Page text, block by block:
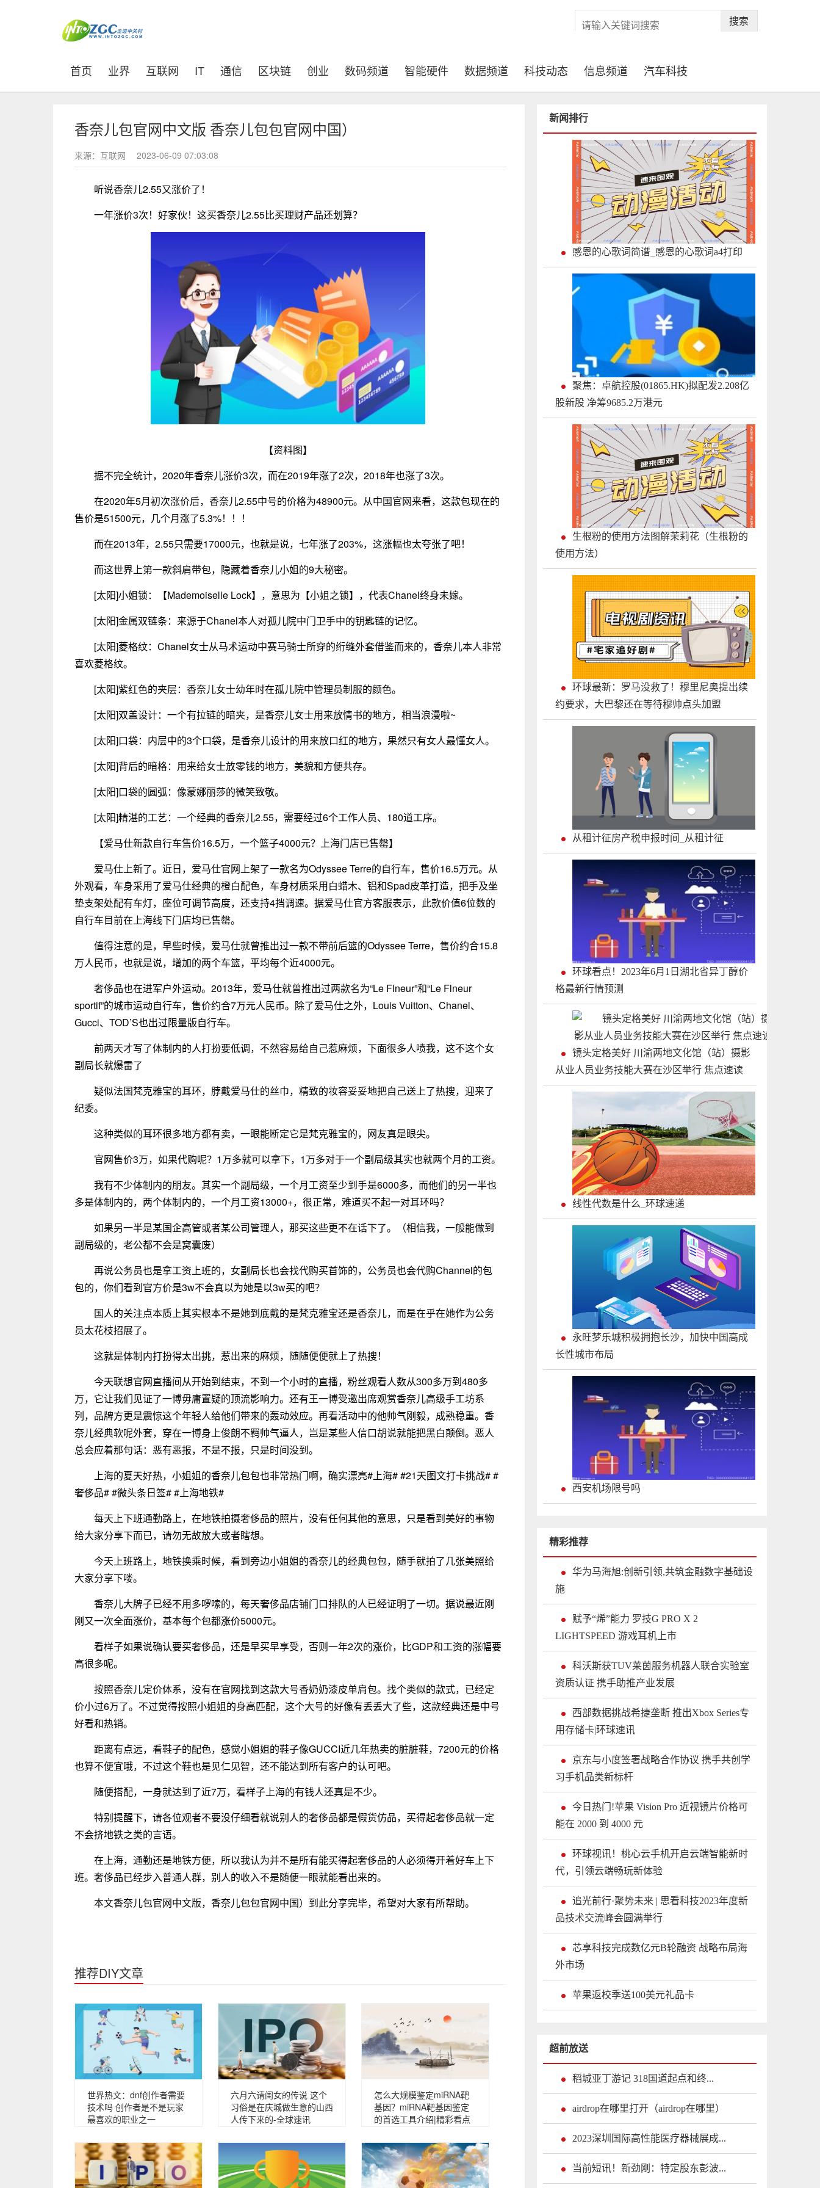
搜索
首页 (current)
业界 互联网 IT 通信 区块链 创业 数码频道 智能硬件 数据频道 科技动态 信息频道 汽车科技
香奈儿包官网中文版 香奈儿包包官网中国）
来源：互联网 2023-06-09 07:03:08
听说香奈儿2.55又涨价了！
一年涨价3次！好家伙！这买香奈儿2.55比买理财产品还划算？
【资料图】
据不完全统计，2020年香奈儿涨价3次，而在2019年涨了2次，2018年也涨了3次。
在2020年5月初次涨价后，香奈儿2.55中号的价格为48900元。从中国官网来看，这款包现在的
售价是51500元，几个月涨了5.3%！！！
而在2013年，2.55只需要17000元，也就是说，七年涨了203%，这涨幅也太夸张了吧！
而这世界上第一款斜肩带包，隐藏着香奈儿小姐的9大秘密。
[太阳]小姐锁：【Mademoiselle Lock】，意思为【小姐之锁】，代表Chanel终身未嫁。
[太阳]金属双链条：来源于Chanel本人对孤儿院中门卫手中的钥匙链的记忆。
[太阳]菱格纹：Chanel女士从马术运动中赛马骑士所穿的绗缝外套借鉴而来的，香奈儿本人非常
喜欢菱格纹。
[太阳]紫红色的夹层：香奈儿女士幼年时在孤儿院中管理员制服的颜色。
[太阳]双盖设计：一个有拉链的暗夹，是香奈儿女士用来放情书的地方，相当浪漫啦~
[太阳]口袋：内层中的3个口袋，是香奈儿设计的用来放口红的地方，果然只有女人最懂女人。
[太阳]背后的暗格：用来给女士放零钱的地方，美貌和方便共存。
[太阳]口袋的圆弧：像蒙娜丽莎的微笑致敬。
[太阳]精湛的工艺：一个经典的香奈儿2.55，需要经过6个工作人员、180道工序。
【爱马仕新款自行车售价16.5万，一个篮子4000元？上海门店已售罄】
爱马仕上新了。近日，爱马仕官网上架了一款名为Odyssee Terre的自行车，售价16.5万元。从
外观看，车身采用了爱马仕经典的橙白配色，车身材质采用白蜡木、铝和Spad皮革打造，把手及坐
垫支架处配有车灯，座位可调节高度，还支持4挡调速。据爱马仕官方客服表示，此款价值6位数的
自行车目前在上海线下门店均已售罄。
值得注意的是，早些时候，爱马仕就曾推出过一款不带前后篮的Odyssee Terre，售价约合15.8
万人民币，也就是说，增加的两个车篮，平均每个近4000元。
奢侈品也在进军户外运动。2013年，爱马仕就曾推出过两款名为“Le Flneur”和“Le Flneur
sportif”的城市运动自行车，售价约合7万元人民币。除了爱马仕之外，Louis Vuitton、Chanel、
Gucci、TOD’S也出过限量版自行车。
前两天才写了体制内的人打扮要低调，不然容易给自己惹麻烦，下面很多人喷我，这不这个女
副局长就爆雷了
疑似法国梵克雅宝的耳环，脖戴爱马仕的丝巾，精致的妆容妥妥地把自己送上了热搜，迎来了
纪委。
这种类似的耳环很多地方都有卖，一眼能断定它是梵克雅宝的，网友真是眼尖。
官网售价3万，如果代购呢？1万多就可以拿下，1万多对于一个副局级其实也就两个月的工资。
我有不少体制内的朋友。其实一个副局级，一个月工资至少到手是6000多，而他们的另一半也
多是体制内的，两个体制内的，一个月工资13000+，很正常，难道买不起一对耳环吗？
如果另一半是某国企高管或者某公司管理人，那买这些更不在话下了。（相信我，一般能做到
副局级的，老公都不会是窝囊废）
再说公务员也是拿工资上班的，女副局长也会找代购买首饰的，公务员也会代购Channel的包
包的，你们看到官方价是3w不会真以为她是以3w买的吧？
国人的关注点本质上其实根本不是她到底戴的是梵克雅宝还是香奈儿，而是在乎在她作为公务
员太花枝招展了。
这就是体制内打扮得太出挑，惹出来的麻烦，随随便便就上了热搜！
今天联想官网直播间从开始到结束，不到一个小时的直播，粉丝观看人数从300多万到480多
万，它让我们见证了一博毋庸置疑的顶流影响力。还有王一博受邀出席观赏香奈儿高级手工坊系
列，品牌方更是震惊这个年轻人给他们带来的轰动效应。再看活动中的他帅气刚毅，成熟稳重。香
奈儿经典软呢外套，穿在一博身上俊朗不羁帅气逼人，岂是某些人信口胡说就能把黑白颠倒。恶人
总会应着那句话：恶有恶报，不是不报，只是时间没到。
上海的夏天好热，小姐姐的香奈儿包包也非常热门啊，确实漂亮#上海# #21天图文打卡挑战# #
奢侈品# #微头条日签# #上海地铁#
每天上下班通勤路上，在地铁拍摄奢侈品的照片，没有任何其他的意思，只是看到美好的事物
给大家分享下而已，请勿无故放大或者瞎想。
今天上班路上，地铁换乘时候，看到旁边小姐姐的香奈儿的经典包包，随手就拍了几张美照给
大家分享下喽。
香奈儿大牌子已经不用多啰嗦的，每天奢侈品店铺门口排队的人已经证明了一切。据说最近刚
刚又一次全面涨价，基本每个包都涨价5000元。
看样子如果说确认要买奢侈品，还是早买早享受，否则一年2次的涨价，比GDP和工资的涨幅要
高很多呢。
按照香奈儿定价体系，没有在官网找到这款大号香奶奶漆皮单肩包。找个类似的款式，已经定
价小过6万了。不过觉得按照小姐姐的身高匹配，这个大号的好像有丢丢大了些，这款经典还是中号
好看和热销。
距离有点远，看鞋子的配色，感觉小姐姐的鞋子像GUCCI近几年热卖的脏脏鞋，7200元的价格
也算不便宜哦，不过这个鞋也是见仁见智，还不能达到所有客户的认可吧。
随便搭配，一身就达到了近7万，看样子上海的有钱人还真是不少。
特别提醒下，请各位观者不要没仔细看就说别人的奢侈品都是假货仿品，买得起奢侈品就一定
不会挤地铁之类的言语。
在上海，通勤还是地铁方便，所以我认为并不是所有能买得起奢侈品的人必须得开着好车上下
班。奢侈品已经步入普通人群，别人的收入不是随便一眼就能看出来的。
本文香奈儿包官网中文版，香奈儿包包官网中国）到此分享完毕，希望对大家有所帮助。
推荐DIY文章
世界热文：dnf创作者需要
技术吗 创作者是不是玩家
最喜欢的职业之一
六月六请闺女的传说 这个
习俗是在庆城做生意的山西
人传下来的-全球速讯
怎么大规模鉴定miRNA靶
基因？miRNA靶基因鉴定
的首选工具介绍|精彩看点
新闻排行
感恩的心歌词简谱_感恩的心歌词a4打印
聚焦：卓航控股(01865.HK)拟配发2.208亿
股新股 净筹9685.2万港元
生根粉的使用方法图解茉莉花（生根粉的
使用方法）
环球最新：罗马没救了！穆里尼奥提出续
约要求，大巴黎还在等待穆帅点头加盟
从租计征房产税申报时间_从租计征
环球看点！2023年6月1日湖北省异丁醇价
格最新行情预测
镜头定格美好 川渝两地文化馆（站）摄影
从业人员业务技能大赛在沙区举行 焦点速读
线性代数是什么_环球速递
永旺梦乐城积极拥抱长沙，加快中国高成
长性城市布局
西安机场限号吗
精彩推荐
华为马海旭:创新引领,共筑金融数字基础设
施
赋予“烯”能力 罗技G PRO X 2
LIGHTSPEED 游戏耳机上市
科沃斯获TUV莱茵服务机器人联合实验室
资质认证 携手助推产业发展
西部数据挑战希捷垄断 推出Xbox Series专
用存储卡|环球速讯
京东与小度签署战略合作协议 携手共创学
习手机品类新标杆
今日热门!苹果 Vision Pro 近视镜片价格可
能在 2000 到 4000 元
环球视讯！桃心云手机开启云端智能新时
代，引领云端畅玩新体验
追光前行·聚势未来 | 思看科技2023年度新
品技术交流峰会圆满举行
芯享科技完成数亿元B轮融资 战略布局海
外市场
苹果返校季送100美元礼品卡
超前放送
稻城亚丁游记 318国道起点和终...
airdrop在哪里打开（airdrop在哪里）
2023深圳国际高性能医疗器械展成...
当前短讯！新劲刚：特定股东彭波...